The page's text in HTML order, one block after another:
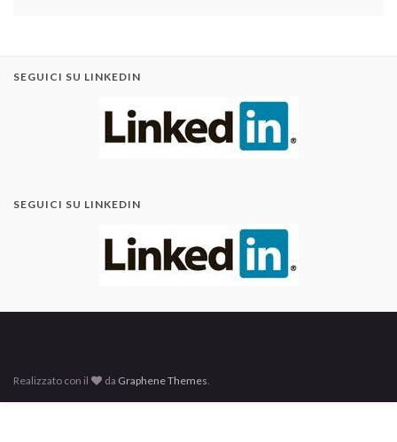
SEGUICI SU LINKEDIN
SEGUICI SU LINKEDIN
Realizzato con il da Graphene Themes